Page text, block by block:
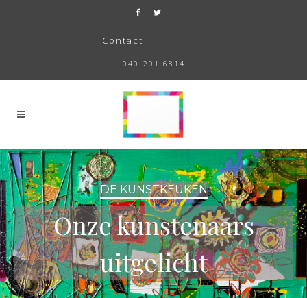
Contact
040-201 6814
DE KUNSTKEUKEN
Onze kunstenaars
uitgelicht